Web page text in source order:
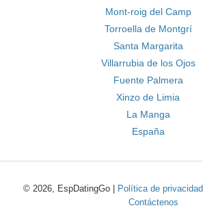
Mont-roig del Camp
Torroella de Montgrí
Santa Margarita
Villarrubia de los Ojos
Fuente Palmera
Xinzo de Limia
La Manga
España
© 2026, EspDatingGo | Política de privacidad
Contáctenos